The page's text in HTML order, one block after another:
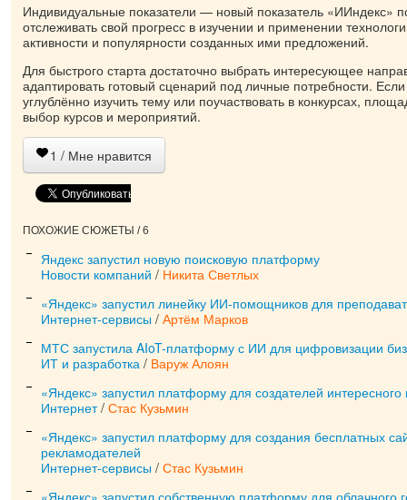
Индивидуальные показатели — новый показатель «ИИндекс»
отслеживать свой прогресс в изучении и применении
активности и популярности созданных ими предложений.
Для быстрого старта достаточно выбрать интересующее
адаптировать готовый сценарий под личные потребности. Если
углублённо изучить тему или поучаствовать в конкурсах,
выбор курсов и мероприятий.
1 / Мне нравится
ПОХОЖИЕ СЮЖЕТЫ / 6
Яндекс запустил новую поисковую платформу
Новости компаний / Никита Светлых
«Яндекс» запустил линейку ИИ-помощников для
Интернет-сервисы / Артём Марков
МТС запустила AIoT-платформу с ИИ для цифровизации
ИТ и разработка / Варуж Алоян
«Яндекс» запустил платформу для создателей интересного
Интернет/ Стас Кузьмин
«Яндекс» запустил платформу для создания бесплатных
рекламодателей
Интернет-сервисы / Стас Кузьмин
«Яндекс» запустил собственную платформу для